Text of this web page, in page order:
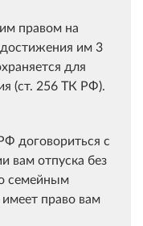
правом на
им 3
для
(ст. 256 ТК РФ).
договориться с
вам отпуска без
семейным
право вам